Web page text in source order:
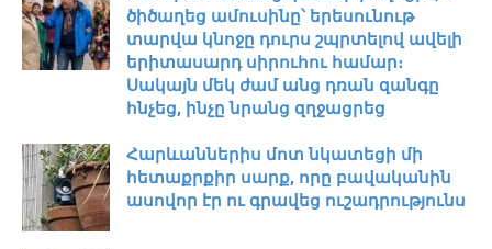
ծիծաղեց ամուսինը՝ երեսունութ
տարվա կնոջը դուրս շպրտելով ավելի
երիտասարդ սիրուհու համար։
Սակայն մեկ ժամ անց դռան զանգը
հնչեց, ինչը նրանց զղջացրեց
Հարևաններիս մոտ նկատեցի մի
հետաքրքիր սարք, որը բավականին
ասովոր էր ու գրավեց ուշադրությունս